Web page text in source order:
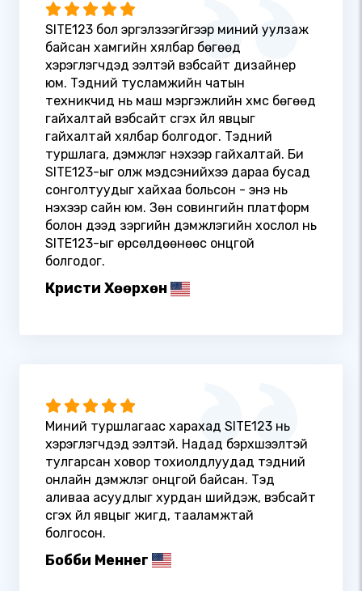
SITE123 бол эргэлзээгүйгээр миний уулзаж
байсан хамгийн хялбар бөгөөд
хэрэглэгчдэд ээлтэй вэбсайт дизайнер
юм. Тэдний тусламжийн чатын
техникчид нь маш мэргэжлийн хүмүүс бөгөөд
гайхалтай вэбсайт үүсгэх үйл явцыг
гайхалтай хялбар болгодог. Тэдний
туршлага, дэмжлэг үнэхээр гайхалтай. Би
SITE123-ыг олж мэдсэнийхээ дараа бусад
сонголтуудыг хайхаа больсон - энэ нь
үнэхээр сайн юм. Зөн совингийн платформ
болон дээд зэргийн дэмжлэгийн хослол нь
SITE123-ыг өрсөлдөөнөөс онцгой
болгодог.
Кристи Хөөрхөн
Миний туршлагаас харахад SITE123 нь
хэрэглэгчдэд ээлтэй. Надад бэрхшээлтэй
тулгарсан ховор тохиолдлуудад тэдний
онлайн дэмжлэг онцгой байсан. Тэд
аливаа асуудлыг хурдан шийдэж, вэбсайт
үүсгэх үйл явцыг жигд, тааламжтай
болгосон.
Бобби Меннег